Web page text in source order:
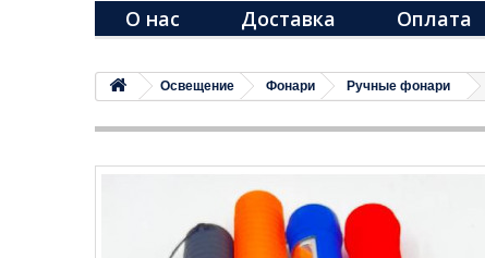
О нас Доставка Оплата
Освещение Фонари Ручные фонари